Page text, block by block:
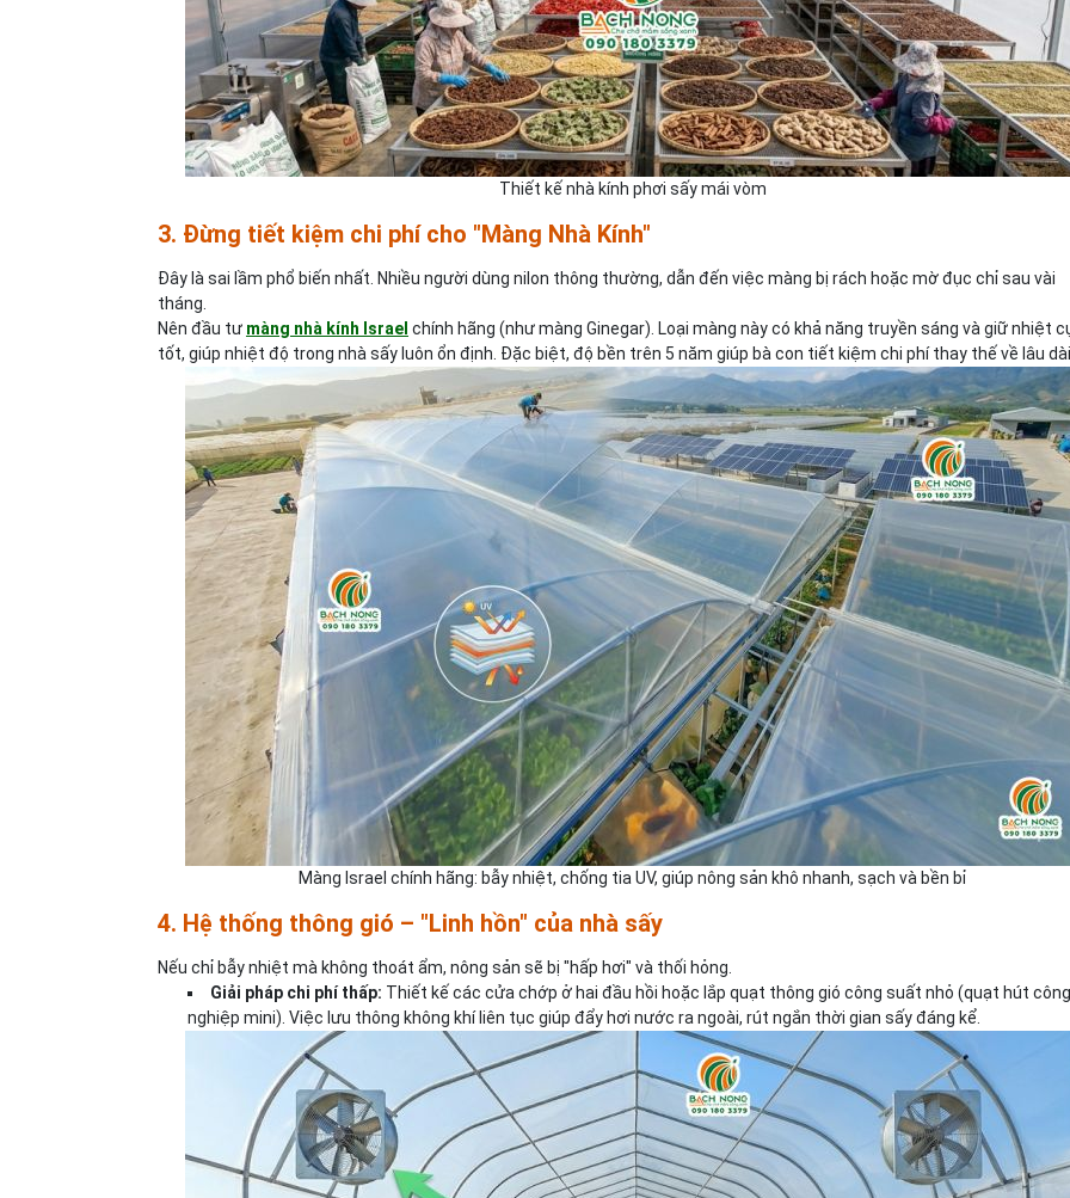
Thiết kế nhà kính phơi sấy mái vòm
3. Đừng tiết kiệm chi phí cho "Màng Nhà Kính"
Đây là sai lầm phổ biến nhất. Nhiều người dùng nilon thông thường, dẫn đến việc màng bị rách hoặc mờ đục chỉ sau vài
tháng.
Nên đầu tư màng nhà kính Israel chính hãng (như màng Ginegar). Loại màng này có khả năng truyền sáng và giữ nhiệt
tốt, giúp nhiệt độ trong nhà sấy luôn ổn định. Đặc biệt, độ bền trên 5 năm giúp bà con tiết kiệm chi phí thay thế về lâu
Màng Israel chính hãng: bẫy nhiệt, chống tia UV, giúp nông sản khô nhanh, sạch và bền bỉ
4. Hệ thống thông gió – "Linh hồn" của nhà sấy
Nếu chỉ bẫy nhiệt mà không thoát ẩm, nông sản sẽ bị "hấp hơi" và thối hỏng.
Giải pháp chi phí thấp: Thiết kế các cửa chớp ở hai đầu hồi hoặc lắp quạt thông gió công suất nhỏ (quạt hút công
nghiệp mini). Việc lưu thông không khí liên tục giúp đẩy hơi nước ra ngoài, rút ngắn thời gian sấy đáng kể.